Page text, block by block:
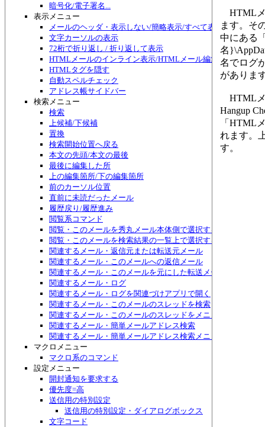
暗号化/電子署名...
表示メニュー
メールのヘッダ・表示しない/簡略表示/すべて表示/切り替え
文字カーソルの表示
72桁で折り返し / 折り返して表示
HTMLメールのインライン表示/HTMLメール編集
HTMLタグを隠す
自動スペルチェック
アドレス帳サイドバー
検索メニュー
検索
上候補/下候補
置換
検索開始位置へ戻る
本文の先頭/本文の最後
最後に編集した所
上の編集箇所/下の編集箇所
前のカーソル位置
直前に未読だったメール
履歴戻り/履歴進み
閲覧系コマンド
閲覧・このメールを秀丸メール本体側で選択する
閲覧・このメールを検索結果の一覧上で選択する
関連するメール・返信元または転送元メール
関連するメール・このメールへの返信メール
関連するメール・このメールを元にした転送メール
関連するメール・ログ
関連するメール・ログを関連づけアプリで開く
関連するメール・このメールのスレッドを検索
関連するメール・このメールのスレッドをメニュー表示
関連するメール・簡単メールアドレス検索
関連するメール・簡単メールアドレス検索メニュー表示
マクロメニュー
マクロ系のコマンド
設定メニュー
開封通知を要求する
優先度=高
送信用の特別設定
送信用の特別設定・ダイアログボックス
文字コード
HTMLメ
ます。そ
中にある
名
名でログ
がありま
HTMLメ
Hangup
「HTML
れます。
す。